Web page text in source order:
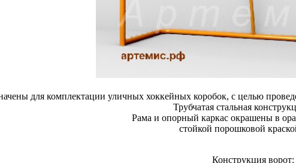
для комплектации уличных хоккейных коробок, с целью
Трубчатая стальная
Рама и опорный каркас окрашены в
стойкой порошковой
Конструкция ворот: